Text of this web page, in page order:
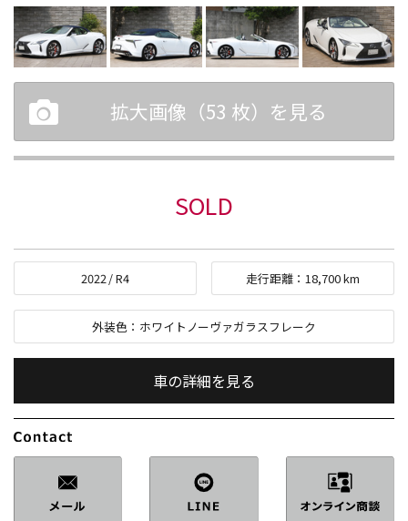
拡大画像（53 枚）を見る
SOLD
2022/R4 走行距離：18,700km
外装色： ホワイトノーヴァガラスフレーク
車の詳細を見る
車検：R9